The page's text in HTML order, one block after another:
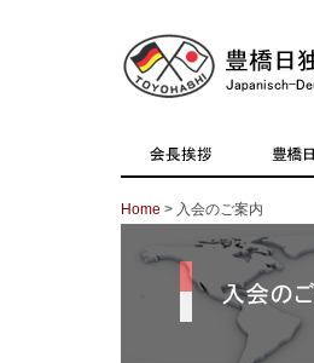
Home > 入会のご案内